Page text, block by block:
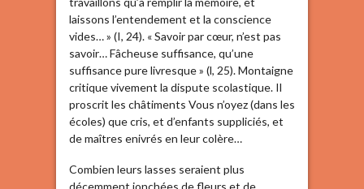
laissons l’entendement et la conscience
vides… » (I, 24). « Savoir par cœur, n’est pas
savoir… Fâcheuse suffisance, qu’une
suffisance pure livresque » (l, 25). Montaigne
critique vivement la dispute scolastique. Il
proscrit les châtiments Vous n’oyez (dans les
écoles) que cris, et d’enfants suppliciés, et
de maîtres enivrés en leur colère…
Combien leurs lasses seraient plus